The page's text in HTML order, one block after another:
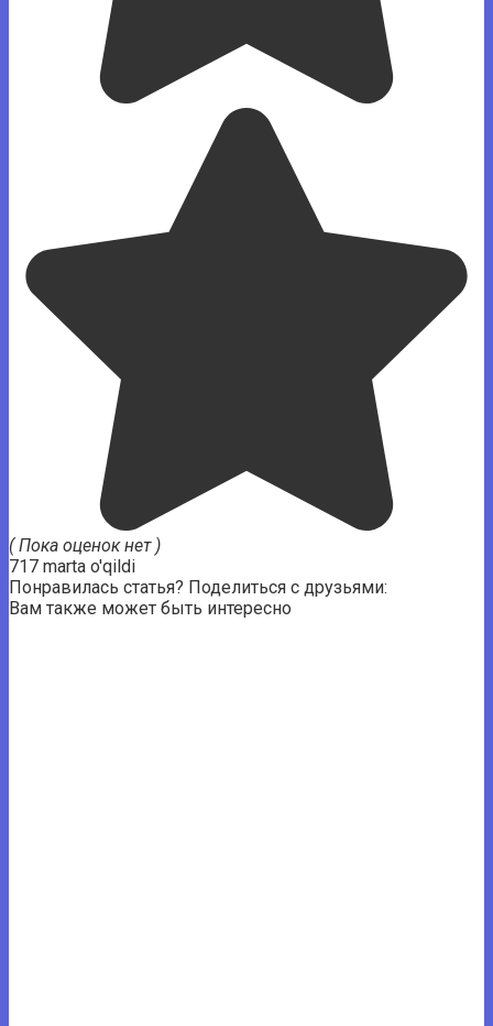
( Пока оценок нет )
717 marta o'qildi
Понравилась статья? Поделиться с друзьями:
Вам также может быть интересно